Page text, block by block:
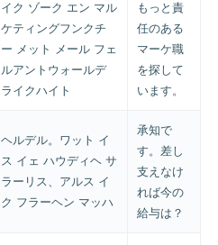
イク ゾーク エン マル
ケティングフンクチ
ー メット メール フェ
ルアントウォールデ
ライクハイト
もっと責
任のある
マーケ職
を探して
います。
ヘルデル。ワット イ
ス イェ ハウディヘ サ
ラーリス、アルス イ
ク フラーヘン マッハ
承知で
す。差し
支えなけ
れば今の
給与は？